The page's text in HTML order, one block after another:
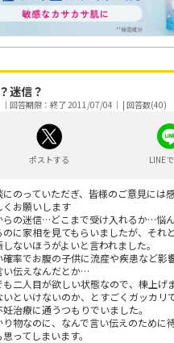
迷信？
｜回答期限：終了 2011/07/04｜ | 回答数(40)
ポストする LINE
のっていただぎ、皆様のご意見には感
くお願いします
らの迷信…どこまで受け入れるか…悩
のに家相を見てもらいましたが、それ
ないほうがよいと言われました。
確率でお腹の子供に流産や疾患など影
い伝えなんだとか…
も二人目が欲しい状態なので、棟上げ
いといけないのか、とすごくガッカリ
治療に通うつもりでいました。
り物なのに、なんで言い伝えのために
ってしまいます。